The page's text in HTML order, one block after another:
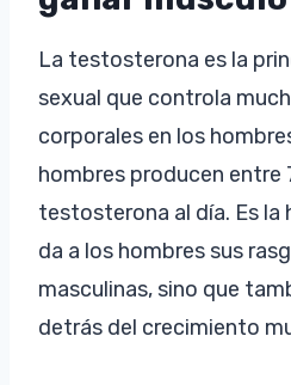
La testosterona es la
sexual que controla
corporales en los
hombres producen entre
testosterona al día. Es la
da a los hombres sus
masculinas, sino que
detrás del crecimiento